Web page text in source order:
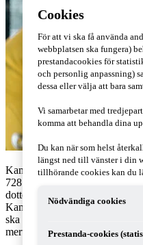
Kammarrätten i Stockholm har
7287-25) prövat om ett aktivt
dotterbolag utgör en
Kammarrätten avslog
ska inkluderas vid beräkningen
mervärdesskatt – vilket
Cookies
För att vi ska få använda
webbplatsen ska fungera)
prestandacookies för
och personlig anpassning)
dessa eller välja att bara
Vi samarbetar med
komma att behandla dina
Du kan när som helst
längst ned till vänster i din
tillhörande cookies kan du
Nödvändiga cookies
Prestanda-cookies